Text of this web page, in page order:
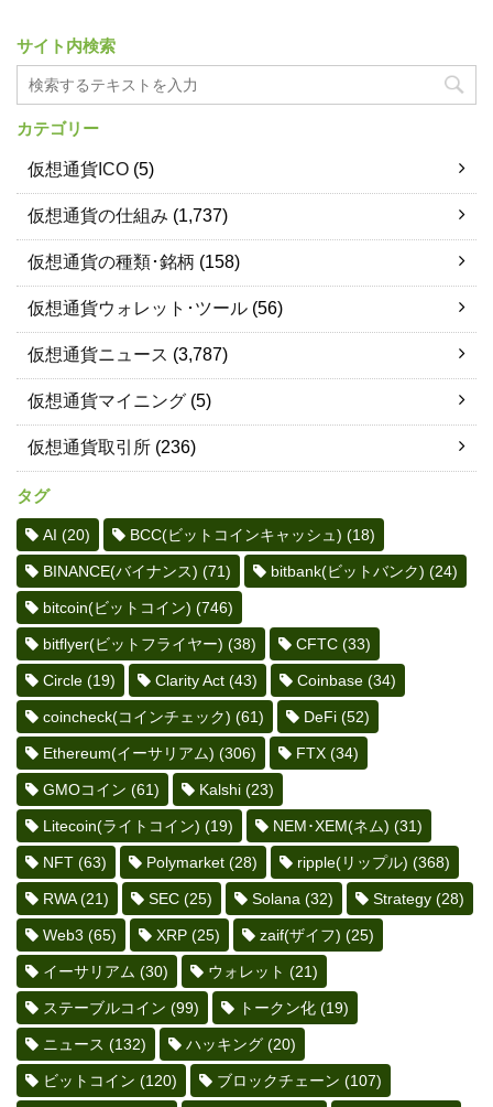
サイト内検索
カテゴリー
仮想通貨ICO (5)
仮想通貨の仕組み (1,737)
仮想通貨の種類･銘柄 (158)
仮想通貨ウォレット･ツール (56)
仮想通貨ニュース (3,787)
仮想通貨マイニング (5)
仮想通貨取引所 (236)
タグ
AI (20) BCC(ビットコインキャッシュ) (18)
BINANCE(バイナンス) (71) bitbank(ビットバンク) (24)
bitcoin(ビットコイン) (746)
bitflyer(ビットフライヤー) (38) CFTC (33)
Circle (19) Clarity Act (43) Coinbase (34)
coincheck(コインチェック) (61) DeFi (52)
Ethereum(イーサリアム) (306) FTX (34)
GMOコイン (61) Kalshi (23)
Litecoin(ライトコイン) (19) NEM･XEM(ネム) (31)
NFT (63) Polymarket (28) ripple(リップル) (368)
RWA(21) SEC (25) Solana (32) Strategy (28)
Web3 (65) XRP (25) zaif(ザイフ) (25)
イーサリアム (30) ウォレット (21)
ステーブルコイン (99) トークン化 (19)
ニュース (132) ハッキング (20)
ビットコイン (120) ブロックチェーン (107)